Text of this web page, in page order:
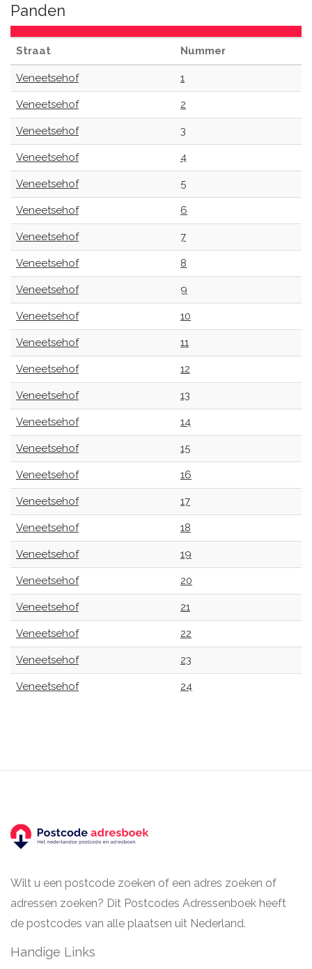
Panden
Straat Nummer
Veneetsehof 1
Veneetsehof 2
Veneetsehof 3
Veneetsehof 4
Veneetsehof 5
Veneetsehof 6
Veneetsehof 7
Veneetsehof 8
Veneetsehof 9
Veneetsehof 10
Veneetsehof 11
Veneetsehof 12
Veneetsehof 13
Veneetsehof 14
Veneetsehof 15
Veneetsehof 16
Veneetsehof 17
Veneetsehof 18
Veneetsehof 19
Veneetsehof 20
Veneetsehof 21
Veneetsehof 22
Veneetsehof 23
Veneetsehof 24
Wilt u een postcode zoeken of een adres zoeken of
adressen zoeken? Dit Postcodes Adressenboek heeft
de postcodes van alle plaatsen uit Nederland.
Handige Links